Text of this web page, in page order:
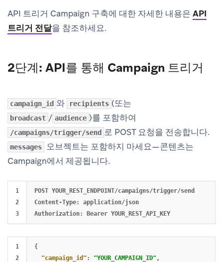
API 트리거 Campaign 구축에 대한 자세한 내용은 API
트리거 전달을 참조하세요.
2단계: API를 통해 Campaign 트리거
campaign_id 와 recipients (또는
broadcast / audience )를 포함하여
/campaigns/trigger/send 로 POST 요청을 전송합니다.
messages
오브젝트는 포함하지 마세요—콘텐츠는
Campaign에서 제공됩니다.
1
2
POST YOUR_REST_ENDPOINT/campaigns/trigger/send
Content-Type: application/json
1
2
{
"campaign_id" : "YOUR_CAMPAIGN_ID" ,